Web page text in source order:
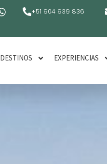
+51 904 939 836
DESTINOS EXPERIENCIAS